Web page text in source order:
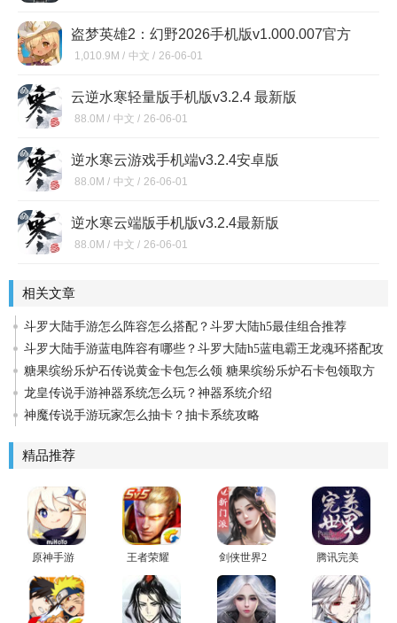
盗梦英雄2：幻野2026手机版v1.000.007官方
版
1,010.9M / 中文 / 26-06-01
云逆水寒轻量版手机版v3.2.4 最新版
88.0M / 中文 / 26-06-01
逆水寒云游戏手机端v3.2.4安卓版
88.0M / 中文 / 26-06-01
逆水寒云端版手机版v3.2.4最新版
88.0M / 中文 / 26-06-01
相关文章
斗罗大陆手游怎么阵容怎么搭配？斗罗大陆h5最佳组合推荐
斗罗大陆手游蓝电阵容有哪些？斗罗大陆h5蓝电霸王龙魂环搭配攻
略糖果缤纷乐炉石传说黄金卡包怎么领 糖果缤纷乐炉石卡包领取方
法龙皇传说手游神器系统怎么玩？神器系统介绍
神魔传说手游玩家怎么抽卡？抽卡系统攻略
精品推荐
原神手游 王者荣耀
剑侠世界2
官方版
腾讯完美
世界手游